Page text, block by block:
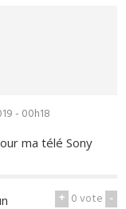
- 00h18
ma télé Sony
+ 0vote -